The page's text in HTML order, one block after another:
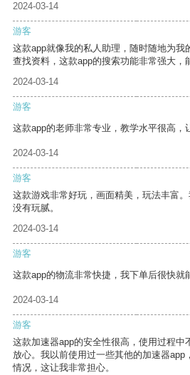
2024-03-14
游客
这款app就像我的私人助理，随时随地为我
查找资料，这款app的搜索功能非常强大，
2024-03-14
游客
这款app的老师非常专业，教学水平很高，
2024-03-14
游客
这款游戏非常好玩，画面精美，玩法丰富
没有玩腻。
2024-03-14
游客
这款app的物流非常快捷，我下单后很快就
2024-03-14
游客
这款加速器app的安全性很高，使用过程中
放心。我以前使用过一些其他的加速器app
情况，这让我非常担心。